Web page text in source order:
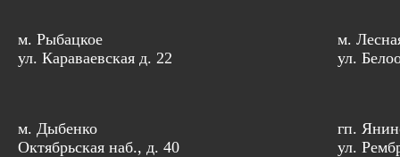
м. Рыбацкое
ул. Караваевская д. 22
м.
ул.
м. Дыбенко
Октябрьская наб., д. 40
гп.
ул.